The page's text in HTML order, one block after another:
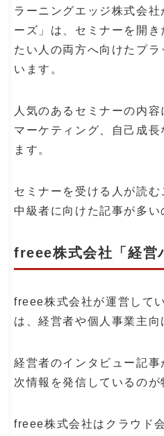
ラーニングエッジ株式会
ーズ」は、セミナーを開
たい人の両方へ向けたプ
います。
人気のあるセミナーの内
マーケティング、自己成
ます。
セミナーを受ける人が読
中級者に向けた記事が多い
freee株式会社「経営
freee株式会社が運営して
は、経営者や個人事業主向
経営者のインタビュー記
次情報を発信しているのが
freee株式会社はクラウド